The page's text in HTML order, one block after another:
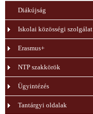
Diákújság
Iskolai közösségi szolgálat
Erasmus+
NTP szakkörök
Ügyintézés
Tantárgyi oldalak